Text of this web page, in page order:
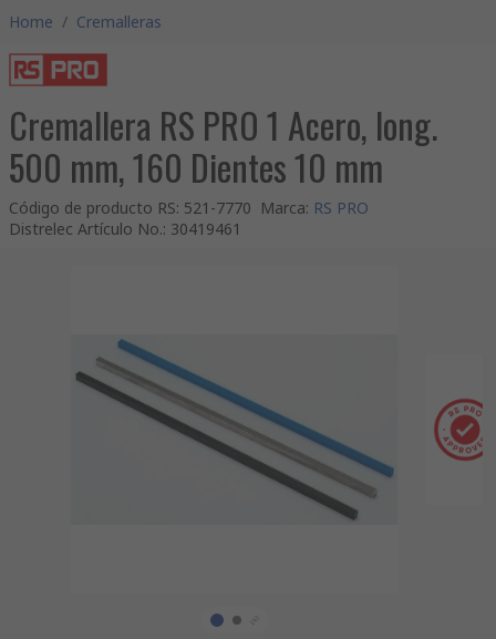
Home / Cremalleras
Cremallera RS PRO 1 Acero, long.
500 mm, 160 Dientes 10 mm
Código de producto RS: 521-7770 Marca: RS PRO
Distrelec Artículo No.: 30419461